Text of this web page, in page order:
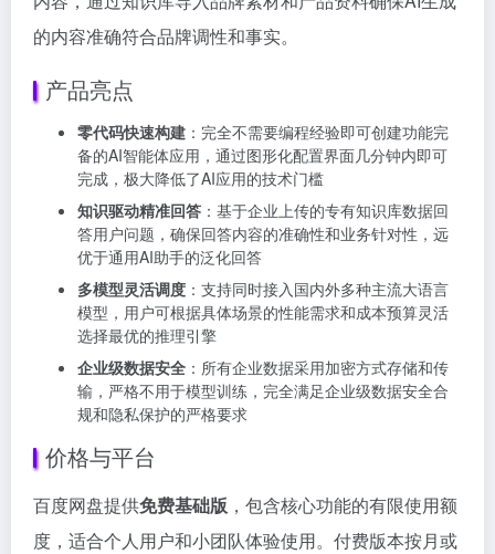
的内容准确符合品牌调性和事实。
产品亮点
零代码快速构建 ：完全不需要编程经验即可创建功能完
备的AI智能体应用，通过图形化配置界面几分钟内即可
完成，极大降低了AI应用的技术门槛
知识驱动精准回答 ：基于企业上传的专有知识库数据回
答用户问题，确保回答内容的准确性和业务针对性，远
优于通用AI助手的泛化回答
多模型灵活调度 ：支持同时接入国内外多种主流大语言
模型，用户可根据具体场景的性能需求和成本预算灵活
选择最优的推理引擎
企业级数据安全 ：所有企业数据采用加密方式存储和传
输，严格不用于模型训练，完全满足企业级数据安全合
规和隐私保护的严格要求
价格与平台
百度网盘提供免费基础版 ，包含核心功能的有限使用额
度，适合个人用户和小团队体验使用。付费版本按月或